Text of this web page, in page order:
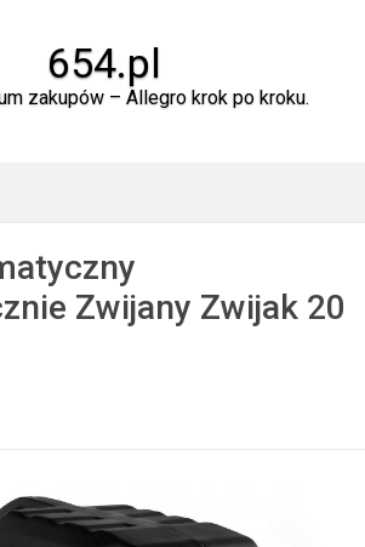
654.pl
zakupów – Allegro krok po kroku.
Zwijany Zwijak 20